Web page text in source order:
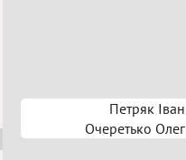
Петряк Іван
Очеретько Олег